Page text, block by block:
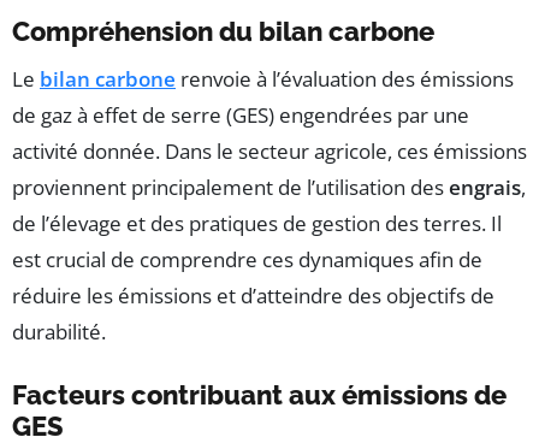
Compréhension du bilan carbone
Le bilan carbone renvoie à l’évaluation des émissions
de gaz à effet de serre (GES) engendrées par une
activité donnée. Dans le secteur agricole, ces émissions
proviennent principalement de l’utilisation desengrais,
de l’élevage et des pratiques de gestion des terres. Il
est crucial de comprendre ces dynamiques afin de
réduire les émissions et d’atteindre des objectifs de
durabilité.
Facteurs contribuant aux émissions de
GES